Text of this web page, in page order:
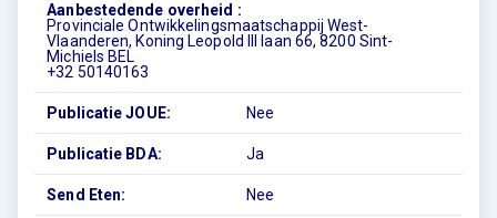
Aanbestedende overheid :
Provinciale Ontwikkelingsmaatschappij West-
Vlaanderen, Koning Leopold III laan 66, 8200 Sint-
Michiels BEL
+32 50140163
Publicatie JOUE: Nee
Publicatie BDA: Ja
Send Eten: Nee